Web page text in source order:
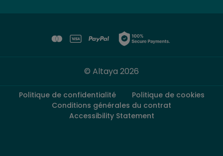
© Altaya 2026
Politique de confidentialité
Politique de cookies
Conditions générales du contrat
Accessibility Statement